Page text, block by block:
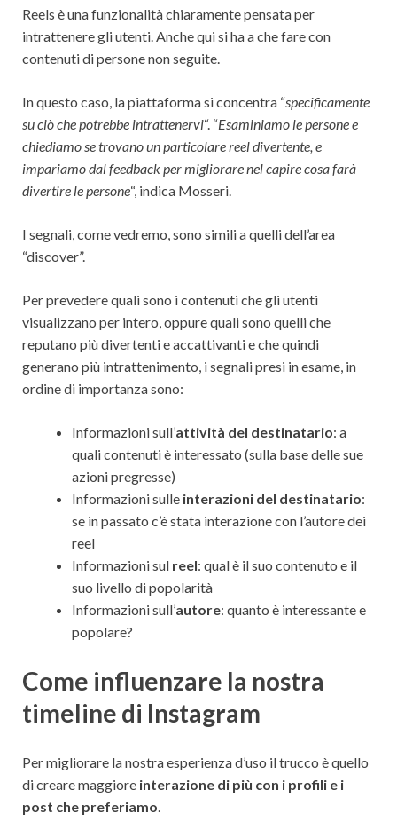
Reels è una funzionalità chiaramente pensata per
intrattenere gli utenti. Anche qui si ha a che fare con
contenuti di persone non seguite.
In questo caso, la piattaforma si concentra “specificamente
su ciò che potrebbe intrattenervi“. “Esaminiamo le persone e
chiediamo se trovano un particolare reel divertente, e
impariamo dal feedback per migliorare nel capire cosa farà
divertire le persone“, indica Mosseri.
I segnali, come vedremo, sono simili a quelli dell’area
“discover”.
Per prevedere quali sono i contenuti che gli utenti
visualizzano per intero, oppure quali sono quelli che
reputano più divertenti e accattivanti e che quindi
generano più intrattenimento, i segnali presi in esame, in
ordine di importanza sono:
Informazioni sull’attività del destinatario: a
quali contenuti è interessato (sulla base delle sue
azioni pregresse)
Informazioni sulle interazioni del destinatario:
se in passato c’è stata interazione con l’autore dei
reel
Informazioni sul reel: qual è il suo contenuto e il
suo livello di popolarità
Informazioni sull’autore: quanto è interessante e
popolare?
Come influenzare la nostra
timeline di Instagram
Per migliorare la nostra esperienza d’uso il trucco è quello
di creare maggiore interazione di più con i profili e i
post che preferiamo.